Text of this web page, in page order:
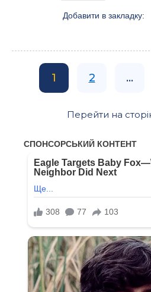
Добавити в закладку:
1 2 ...
Перейти на